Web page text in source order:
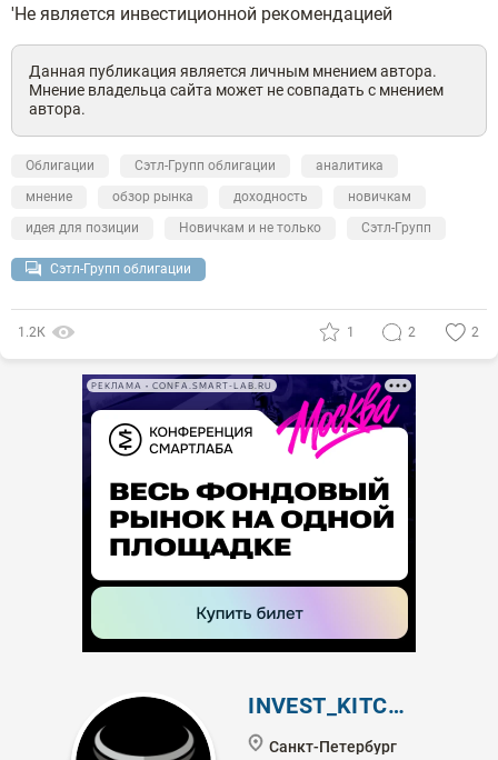
'Не является инвестиционной рекомендацией
Данная публикация является личным мнением автора.
Мнение владельца сайта может не совпадать с мнением
автора.
Облигации Сэтл-Групп облигации
аналитика
мнение
обзор рынка доходность
новичкам
идея для позиции
Новичкам и не только Сэтл-Групп
Сэтл-Групп облигации
1.2К 1 2 2
РЕКЛАМА • CONFA.SMART-LAB.RU
INVEST_KITCHEN
Санкт-Петербург